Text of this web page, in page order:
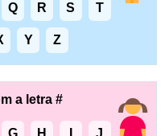
Q R S T
Y Z
a letra #
G H J